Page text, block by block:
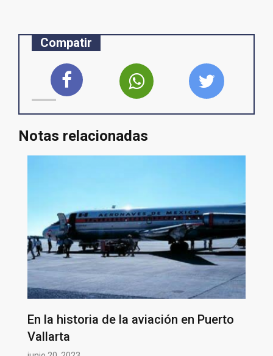
Compatir
Notas relacionadas
En la historia de la aviación en Puerto
Vallarta